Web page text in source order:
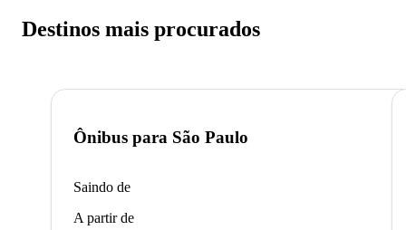
Destinos mais procurados
Ônibus para São Paulo
Saindo de
A partir de